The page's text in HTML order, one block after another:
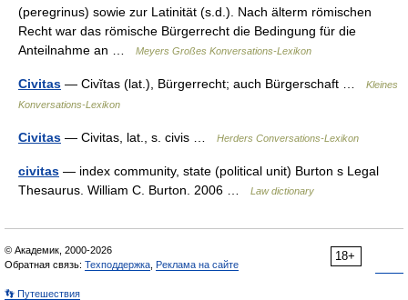
(peregrinus) sowie zur Latinität (s.d.). Nach älterm römischen
Recht war das römische Bürgerrecht die Bedingung für die
Anteilnahme an …
Meyers Großes Konversations-Lexikon
Civitas — Civĭtas (lat.), Bürgerrecht; auch Bürgerschaft …
Kleines
Konversations-Lexikon
Civitas — Civitas, lat., s. civis … Herders Conversations-Lexikon
civitas — index community, state (political unit) Burton s Legal
Thesaurus. William C. Burton. 2006 …
Law dictionary
18+
© Академик, 2000-2026
Обратная связь: Техподдержка Реклама на сайте
👣 Путешествия